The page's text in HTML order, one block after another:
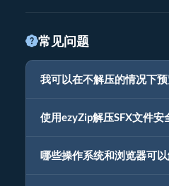
常见问题
我可以在不解压的情况下
使用ezyZip解压SFX文件安
哪些操作系统和浏览器可以